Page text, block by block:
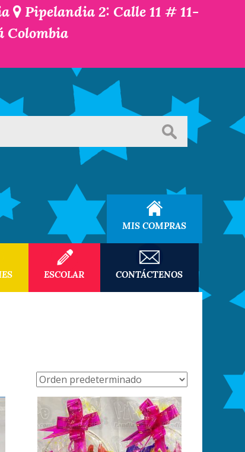
Pipelandia 2: Calle 11 # 11-
Colombia
MIS COMPRAS
ESCOLAR CONTÁCTENOS